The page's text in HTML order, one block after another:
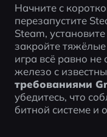
Начните с
перезапустите
Steam,
закройте
игра всё равно не
железо с
требованиями
убедитесь, что
битной системе и